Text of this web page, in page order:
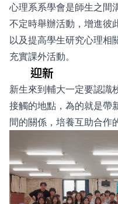
心理系系學會是師生之間
不定時舉辦活動，增進彼
以及提高學生研究心理相
充實課外活動。
迎新
新生來到輔大一定要認識
接觸的地點，為的就是帶
間的關係，培養互助合作